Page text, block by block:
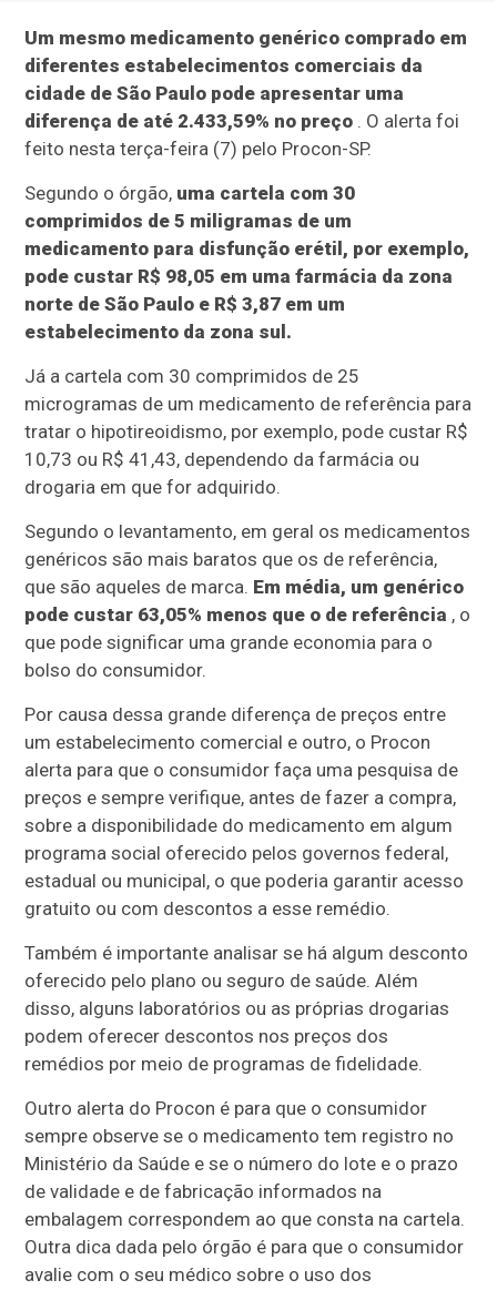
Um mesmo medicamento genérico comprado em
diferentes estabelecimentos comerciais da
cidade de São Paulo pode apresentar uma
diferença de até 2.433,59% no preço . O alerta foi
feito nesta terça-feira (7) pelo Procon-SP.
Segundo o órgão, uma cartela com 30
comprimidos de 5 miligramas de um
medicamento para disfunção erétil, por exemplo,
pode custar R$ 98,05 em uma farmácia da zona
norte de São Paulo e R$ 3,87 em um
estabelecimento da zona sul.
Já a cartela com 30 comprimidos de 25
microgramas de um medicamento de referência para
tratar o hipotireoidismo, por exemplo, pode custar R$
10,73 ou R$ 41,43, dependendo da farmácia ou
drogaria em que for adquirido.
Segundo o levantamento, em geral os medicamentos
genéricos são mais baratos que os de referência,
que são aqueles de marca. Em média, um genérico
pode custar 63,05% menos que o de referência , o
que pode significar uma grande economia para o
bolso do consumidor.
Por causa dessa grande diferença de preços entre
um estabelecimento comercial e outro, o Procon
alerta para que o consumidor faça uma pesquisa de
preços e sempre verifique, antes de fazer a compra,
sobre a disponibilidade do medicamento em algum
programa social oferecido pelos governos federal,
estadual ou municipal, o que poderia garantir acesso
gratuito ou com descontos a esse remédio.
Também é importante analisar se há algum desconto
oferecido pelo plano ou seguro de saúde. Além
disso, alguns laboratórios ou as próprias drogarias
podem oferecer descontos nos preços dos
remédios por meio de programas de fidelidade.
Outro alerta do Procon é para que o consumidor
sempre observe se o medicamento tem registro no
Ministério da Saúde e se o número do lote e o prazo
de validade e de fabricação informados na
embalagem correspondem ao que consta na cartela.
Outra dica dada pelo órgão é para que o consumidor
avalie com o seu médico sobre o uso dos